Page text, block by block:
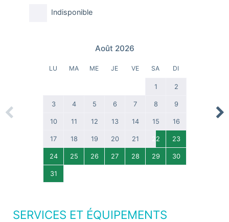
Indisponible
Previous
Août 2026
LU MA ME JE VE SA DI
1 2
3 4 5 6 7 8 9
10 11 12 13 14 15 16
17 18 19 20 21 22 23
24 25 26 27 28 29 30
31
SERVICES ET ÉQUIPEMENTS